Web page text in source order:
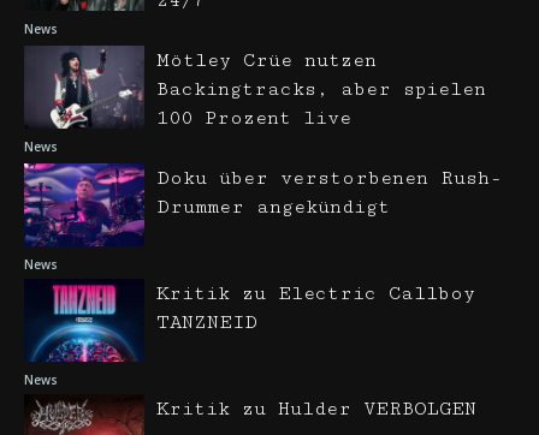
News
News
Mötley Crüe nutzen
Backingtracks, aber spielen
100 Prozent live
News
Doku über verstorbenen Rush-
Drummer angekündigt
News
Kritik zu Electric Callboy
TANZNEID
Kritik zu Hulder VERBOLGEN